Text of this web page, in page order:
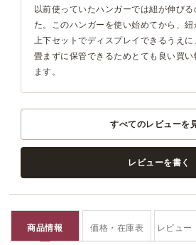
以前使っていたハンガーでは紐が伸び
た。このハンガーを使い始めてから、紐
上下セットでディスプレイできるうえに
畳まずに保管できるためとても良い買
ます。
すべてのレビューを
レビューを書く
商品情報 価格・在庫表 レビュー